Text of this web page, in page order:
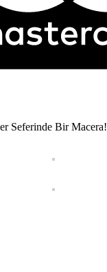
Seferinde Bir Macera!